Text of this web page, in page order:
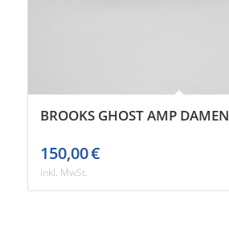
BROOKS GHOST AMP DAMEN
150,00€
inkl. MwSt.